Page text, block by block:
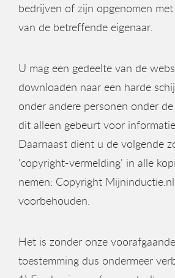
bedrijven of zijn opgenomen
van de betreffende eigenaar.
U mag een gedeelte van de
downloaden naar een harde
onder andere personen onder
dit alleen gebeurt voor
Daarnaast dient u de volgende
'copyright-vermelding' in alle
nemen: Copyright
voorbehouden.
Het is zonder onze
toestemming dus ondermeer